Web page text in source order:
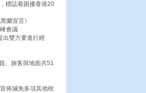
標誌着困擾香港20
蘭宣言》
會議
出雙方要進行經
、旅客與地面共51
佈減免多項其他稅